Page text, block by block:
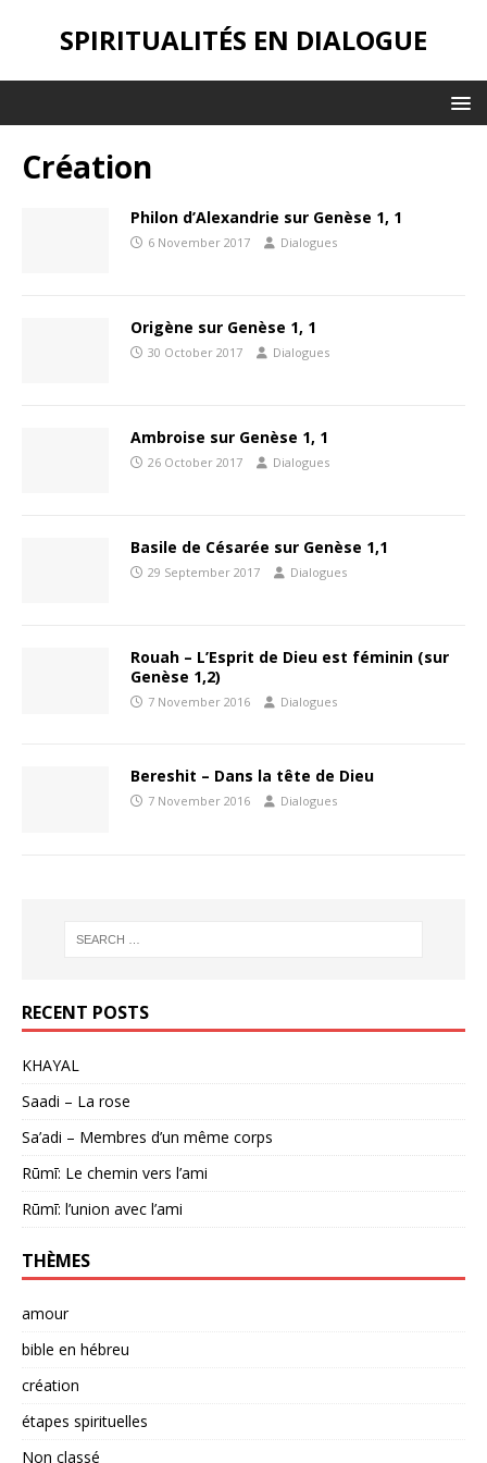
SPIRITUALITÉS EN DIALOGUE
Création
Philon d’Alexandrie sur Genèse 1, 1
6 November 2017 Dialogues
Origène sur Genèse 1, 1
30 October 2017 Dialogues
Ambroise sur Genèse 1, 1
26 October 2017 Dialogues
Basile de Césarée sur Genèse 1,1
29 September 2017 Dialogues
Rouah – L’Esprit de Dieu est féminin (sur
Genèse 1,2)
7 November 2016 Dialogues
Bereshit – Dans la tête de Dieu
7 November 2016 Dialogues
RECENT POSTS
KHAYAL
Saadi – La rose
Sa’adi – Membres d’un même corps
Rūmī: Le chemin vers l’ami
Rūmī: l’union avec l’ami
THÈMES
amour
bible en hébreu
création
étapes spirituelles
Non classé